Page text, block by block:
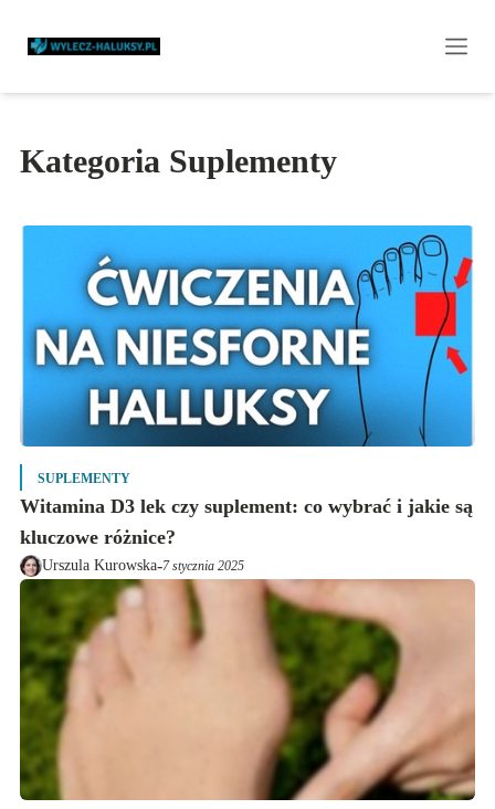
Kategoria Suplementy
SUPLEMENTY
Witamina D3 lek czy suplement: co wybrać i jakie są
kluczowe różnice?
Urszula Kurowska-7 stycznia 2025